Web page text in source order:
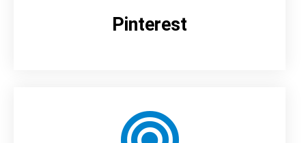
Pinterest